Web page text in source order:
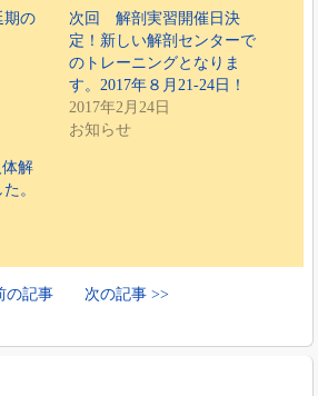
の
次回 解剖実習開催日決
定！新しい解剖センターで
のトレーニングとなりま
す。2017年８月21-24日！
2017年2月24日
お知らせ
解
。
の記事 次の記事 >>